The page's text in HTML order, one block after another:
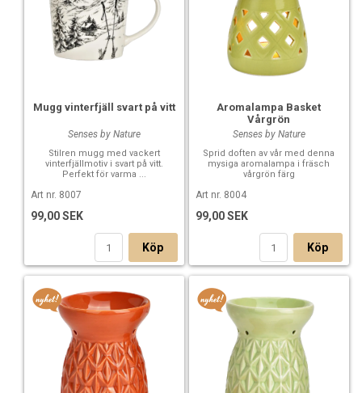
Mugg vinterfjäll svart på vitt
Senses by Nature
Stilren mugg med vackert
vinterfjällmotiv i svart på vitt.
Perfekt för varma ...
Art nr. 8007
99,00 SEK
Köp
Aromalampa Basket
Vårgrön
Senses by Nature
Sprid doften av vår med denna
mysiga aromalampa i fräsch
vårgrön färg
Art nr. 8004
99,00 SEK
Köp